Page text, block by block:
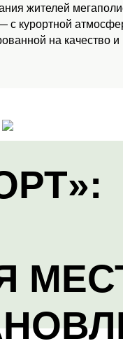
жителей
курортной
на